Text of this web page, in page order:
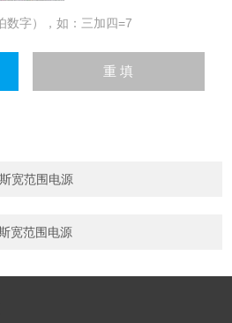
数字），如：三加四=7
宽范围电源
宽范围电源